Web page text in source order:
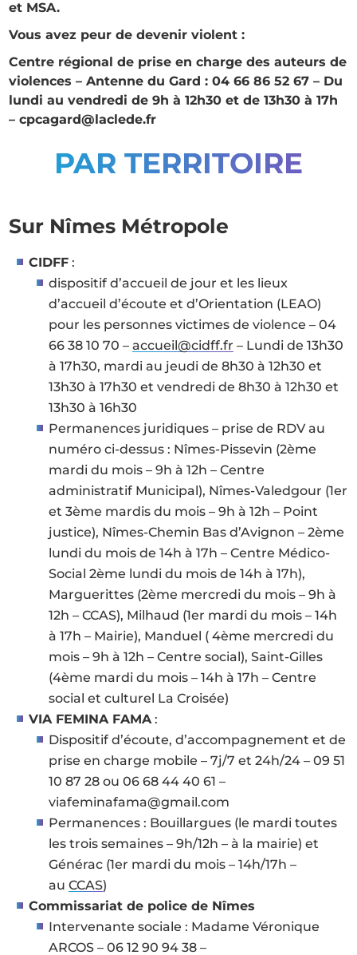
et MSA.
Vous avez peur de devenir violent :
Centre régional de prise en charge des auteurs de
violences – Antenne du Gard : 04 66 86 52 67 – Du
lundi au vendredi de 9h à 12h30 et de 13h30 à 17h
– cpcagard@laclede.fr
PAR TERRITOIRE
Sur Nîmes Métropole
CIDFF :
dispositif d’accueil de jour et les lieux
d’accueil d’écoute et d’Orientation (LEAO)
pour les personnes victimes de violence – 04
66 38 10 70 –accueil@cidff.fr – Lundi de 13h30
à 17h30, mardi au jeudi de 8h30 à 12h30 et
13h30 à 17h30 et vendredi de 8h30 à 12h30 et
13h30 à 16h30
Permanences juridiques – prise de RDV au
numéro ci-dessus : Nîmes-Pissevin (2ème
mardi du mois – 9h à 12h – Centre
administratif Municipal), Nîmes-Valedgour (1er
et 3ème mardis du mois – 9h à 12h – Point
justice), Nîmes-Chemin Bas d’Avignon – 2ème
lundi du mois de 14h à 17h – Centre Médico-
Social 2ème lundi du mois de 14h à 17h),
Marguerittes (2ème mercredi du mois – 9h à
12h – CCAS), Milhaud (1er mardi du mois – 14h
à 17h – Mairie), Manduel ( 4ème mercredi du
mois – 9h à 12h – Centre social), Saint-Gilles
(4ème mardi du mois – 14h à 17h – Centre
social et culturel La Croisée)
VIA FEMINA FAMA:
Dispositif d’écoute, d’accompagnement et de
prise en charge mobile – 7j/7 et 24h/24 – 09 51
10 87 28 ou 06 68 44 40 61 –
viafeminafama@gmail.com
Permanences : Bouillargues (le mardi toutes
les trois semaines – 9h/12h – à la mairie) et
Générac (1er mardi du mois – 14h/17h –
auCCAS)
Commissariat de police de Nîmes
Intervenante sociale : Madame Véronique
ARCOS – 06 12 90 94 38 –